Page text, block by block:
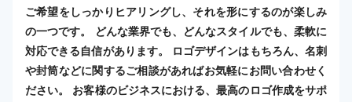
ご希望をしっかりヒアリングし、それを形にするのが楽しみ
の一つです。 どんな業界でも、どんなスタイルでも、柔軟に
対応できる自信があります。 ロゴデザインはもちろん、名刺
や封筒などに関するご相談があればお気軽にお問い合わせく
ださい。 お客様のビジネスにおける、最高のロゴ作成をサポ